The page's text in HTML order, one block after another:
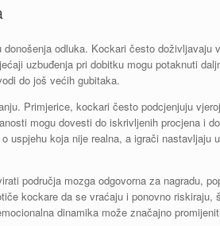
odluka. Kockari često doživljavaju
uzbuđenja pri dobitku mogu potaknuti
do još većih gubitaka.
Primjerice, kockari često podcjenjuju
mogu dovesti do iskrivljenih procjena i
koja nije realna, a igrači nastavljaju
područja mozga odgovorna za nagradu,
kockare da se vraćaju i ponovno riskiraju,
dinamika može značajno